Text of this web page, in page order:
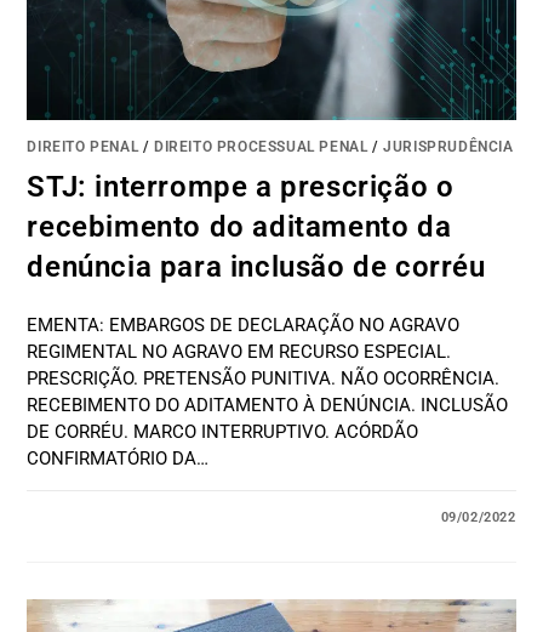
DIREITO PENAL/ DIREITO PROCESSUAL PENAL/JURISPRUDÊNCIA
STJ: interrompe a prescrição o
recebimento do aditamento da
denúncia para inclusão de corréu
EMENTA: EMBARGOS DE DECLARAÇÃO NO AGRAVO
REGIMENTAL NO AGRAVO EM RECURSO ESPECIAL.
PRESCRIÇÃO. PRETENSÃO PUNITIVA. NÃO OCORRÊNCIA.
RECEBIMENTO DO ADITAMENTO À DENÚNCIA. INCLUSÃO
DE CORRÉU. MARCO INTERRUPTIVO. ACÓRDÃO
CONFIRMATÓRIO DA…
09/02/2022